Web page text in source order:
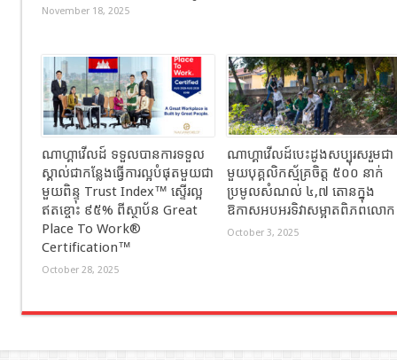
November 18, 2025
ណាហ្គាវើលដ៍ ទទួលបានការទទួល
ស្គាល់ជាកន្លែងធ្វើការល្អបំផុតមួយជា
មួយពិន្ទុ Trust Index™ ស្ទើរល្អ
ឥតខ្ចោះ ៩៥% ពីស្ថាប័ន Great
Place To Work®
Certification™
October 28, 2025
ណាហ្គាវើលដ៍បេះដូងសប្បុរសរួមជា
មួយបុគ្គលិកស្ម័គ្រចិត្ត ៥០០ នាក់
ប្រមូលសំណល់ ៤,៧ តោនក្នុង
ឱកាសអបអរទិវាសម្អាតពិភពលោក
October 3, 2025